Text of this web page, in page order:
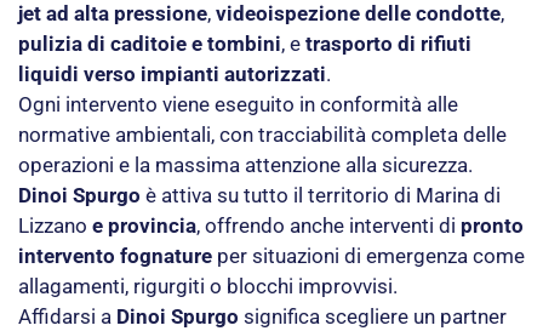
jet ad alta pressione, videoispezione delle condotte,
pulizia di caditoie e tombini, e trasporto di rifiuti
liquidi verso impianti autorizzati.
Ogni intervento viene eseguito in conformità alle
normative ambientali, con tracciabilità completa delle
operazioni e la massima attenzione alla sicurezza.
Dinoi Spurgo è attiva su tutto il territorio di Marina di
Lizzano e provincia, offrendo anche interventi di pronto
intervento fognature per situazioni di emergenza come
allagamenti, rigurgiti o blocchi improvvisi.
Affidarsi a Dinoi Spurgo significa scegliere un partner